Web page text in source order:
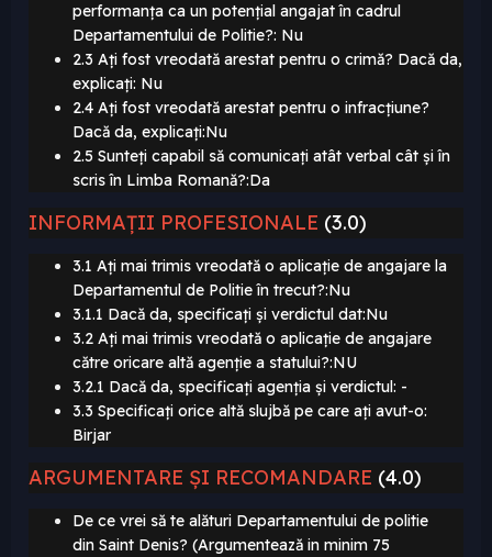
performanța ca un potențial angajat în cadrul
Departamentului de Politie?: Nu
2.3 Ați fost vreodată arestat pentru o crimă? Dacă da,
explicați: Nu
2.4 Ați fost vreodată arestat pentru o infracțiune?
Dacă da, explicați:Nu
2.5 Sunteți capabil să comunicați atât verbal cât și în
scris în Limba Romană?:Da
INFORMAȚII PROFESIONALE (3.0)
3.1 Ați mai trimis vreodată o aplicație de angajare la
Departamentul de Politie în trecut?:Nu
3.1.1 Dacă da, specificați și verdictul dat:Nu
3.2 Ați mai trimis vreodată o aplicație de angajare
către oricare altă agenție a statului?:NU
3.2.1 Dacă da, specificați agenția și verdictul: -
3.3 Specificați orice altă slujbă pe care ați avut-o:
Birjar
ARGUMENTARE ȘI RECOMANDARE (4.0)
De ce vrei să te alături Departamentului de politie
din Saint Denis? (Argumentează in minim 75